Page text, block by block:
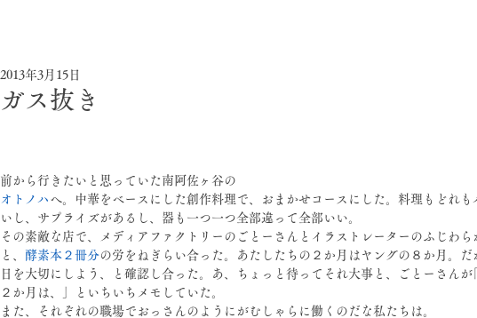
ガス抜き
2013年3月15日
前から行きたいと思っていた南阿佐ヶ谷の
オトノハ へ。中華をベースにした創作料理で、おまかせコースにした。料理もどれも
いし、サプライズがあるし、器も一つ一つ全部違って全部いい。
その素敵な店で、メディアファクトリーのごとーさんとイラストレーターのふじわら
と、 酵素本２冊分の労をねぎらい合った。あたしたちの２か月はヤングの８か月。だ
日を大切にしよう、と確認し合った。あ、ちょっと待ってそれ大事と、ごとーさんが
２か月は、」といちいちメモしていた。
また、それぞれの職場でおっさんのようにがむしゃらに働くのだな私たちは。